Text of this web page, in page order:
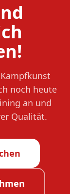
noch heute
an und
Qualität.